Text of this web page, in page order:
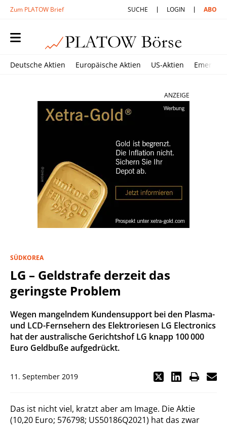
Zum PLATOW Brief SUCHE LOGIN ABO
Deutsche Aktien Europäische Aktien US-Aktien
ANZEIGE
SÜDKOREA
LG – Geldstrafe derzeit das
geringste Problem
Wegen mangelndem Kundensupport bei den Plasma-
und LCD-Fernsehern des Elektroriesen LG Electronics
hat der australische Gerichtshof LG knapp 100 000
Euro Geldbuße aufgedrückt.
11. September 2019
Das ist nicht viel, kratzt aber am Image. Die Aktie
(10,20 Euro; 576798; US50186Q2021) hat das zwar